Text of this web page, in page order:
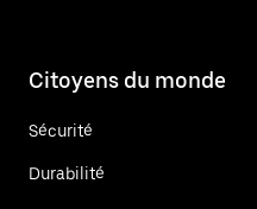
Citoyens du monde
Sécurité
Durabilité